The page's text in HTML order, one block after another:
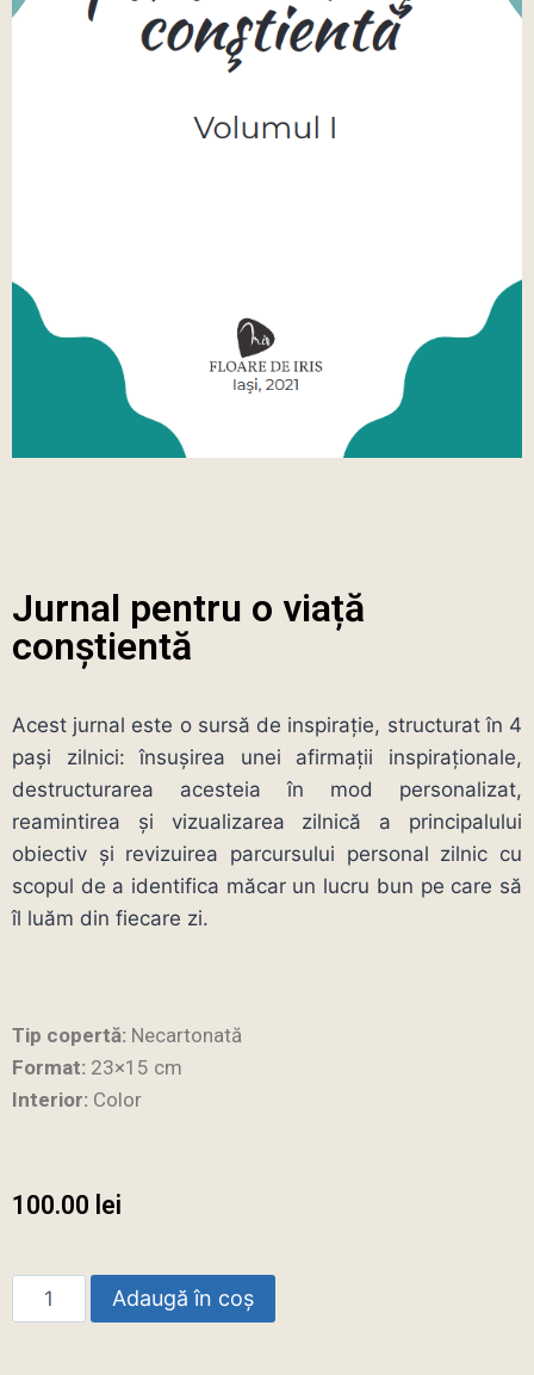
Jurnal pentru o viață
conștientă
Acest jurnal este o sursă de inspirație, structurat în 4
pași zilnici: însușirea unei afirmații inspiraționale,
destructurarea acesteia în mod personalizat,
reamintirea și vizualizarea zilnică a principalului
obiectiv și revizuirea parcursului personal zilnic cu
scopul de a identifica măcar un lucru bun pe care să
îl luăm din fiecare zi.
Tip copertă: Necartonată
Format: 23×15 cm
Interior: Color
100.00 lei
Adaugă în coș